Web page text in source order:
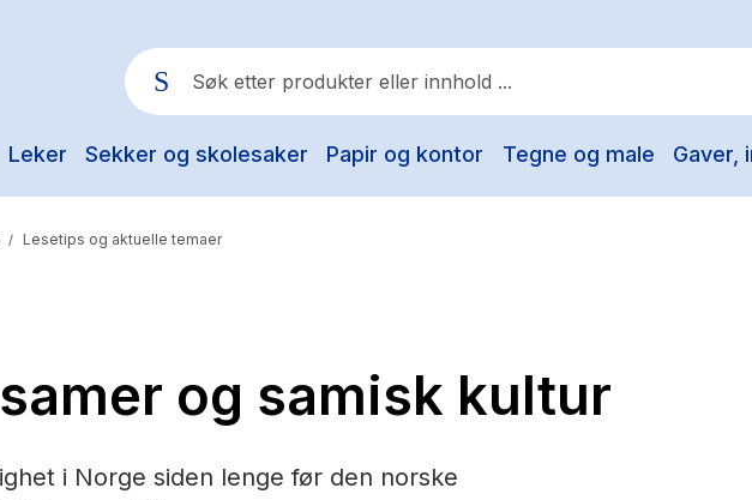
Leker Sekker og skolesaker Papir og kontor Tegne og male Gaver,
Populære søk
Elizabeth Strout
Hypopressiv trening
/ Lesetips og aktuelle temaer
og samisk kultur
i Norge siden lenge før den norske